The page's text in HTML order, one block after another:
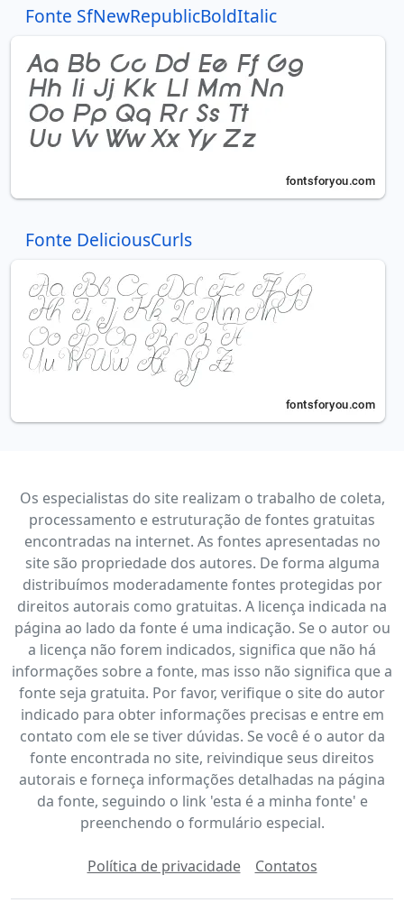
Fonte SfNewRepublicBoldItalic
Fonte DeliciousCurls
Os especialistas do site realizam o trabalho de coleta,
processamento e estruturação de fontes gratuitas
encontradas na internet. As fontes apresentadas no
site são propriedade dos autores. De forma alguma
distribuímos moderadamente fontes protegidas por
direitos autorais como gratuitas. A licença indicada na
página ao lado da fonte é uma indicação. Se o autor ou
a licença não forem indicados, significa que não há
informações sobre a fonte, mas isso não significa que a
fonte seja gratuita. Por favor, verifique o site do autor
indicado para obter informações precisas e entre em
contato com ele se tiver dúvidas. Se você é o autor da
fonte encontrada no site, reivindique seus direitos
autorais e forneça informações detalhadas na página
da fonte, seguindo o link 'esta é a minha fonte' e
preenchendo o formulário especial.
Política de privacidade Contatos